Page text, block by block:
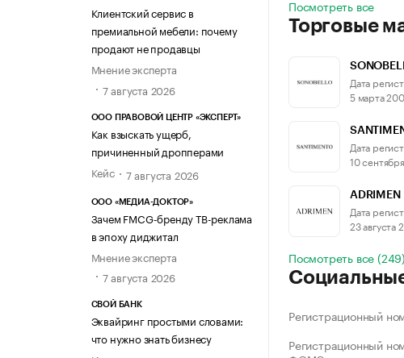
Клиентский сервис в
премиальной мебели: почему
продают не продавцы
Мнение эксперта
7 августа 2026
ООО ПРАВОВОЙ ЦЕНТР «ЭКСПЕРТ»
Как взыскать ущерб,
причиненный дропперами
Кейс
7 августа 2026
ООО «МЕДИА-ДОКТОР»
Зачем FMCG-бренду ТВ-реклама
в эпоху диджитал
Мнение эксперта
7 августа 2026
СВОЙ БАНК
Эквайринг простыми словами:
что нужно знать бизнесу
Посмотреть все
Торговые
Дата
5 марта
Дата
10
ADRIMEN
Дата
23 августа
Посмотреть все (249)
Регистрационный
Регистрационный